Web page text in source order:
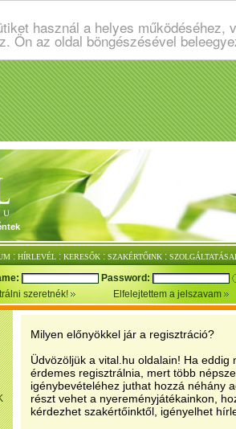
használ a helyes
Ön az oldal böngészésével
: HÍRLEVÉL : KERESŐK : SZAKÉRTŐINK :
Password:
szeretnék!
Elfelejtettem a jelszavam
Milyen előnyökkel jár a regisztráció?
Üdvözöljük a vital.hu oldalain! Ha eddig
érdemes regisztrálnia, mert több
igénybevételéhez juthat hozzá néhány
részt vehet a nyereményjátékainkon,
kérdezhet szakértőinktől, igényelhet